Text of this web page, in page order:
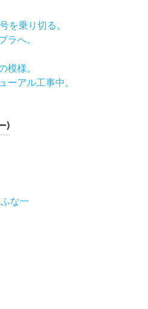
を乗り切る。
ラへ。
模様。
ーアル工事中。
)
な一